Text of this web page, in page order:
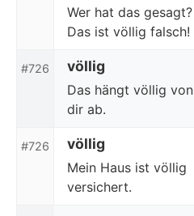
Wer hat das gesagt?
Das ist völlig falsch!
#726 völlig
Das hängt völlig von
dir ab.
#726 völlig
Mein Haus ist völlig
versichert.